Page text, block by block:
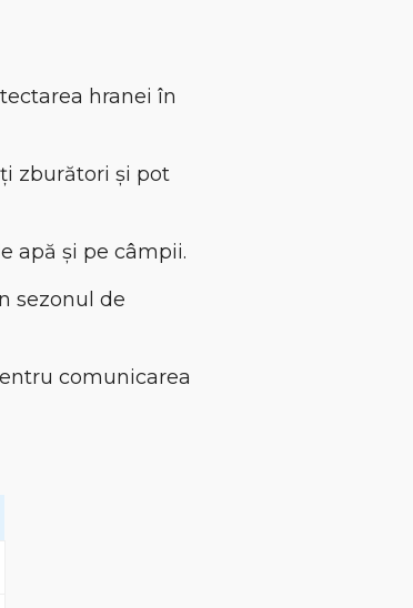
hranei în
zburători și pot
apă și pe câmpii.
sezonul de
comunicarea